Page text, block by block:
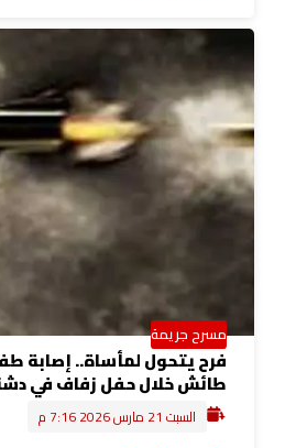
مسرح جريمة
فرح يتحول لمأساة.. إصابة
طائش خلال حفل زفاف في
السبت 21 مارس 2026 7:16 م